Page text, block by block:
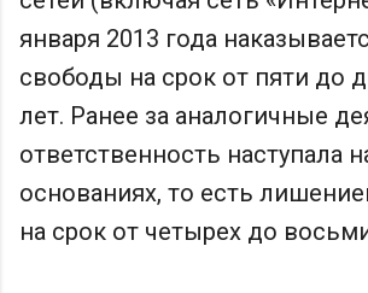
января 2013 года
свободы на срок от пяти до
лет. Ранее за аналогичные
ответственность наступала
основаниях, то есть
на срок от четырех до